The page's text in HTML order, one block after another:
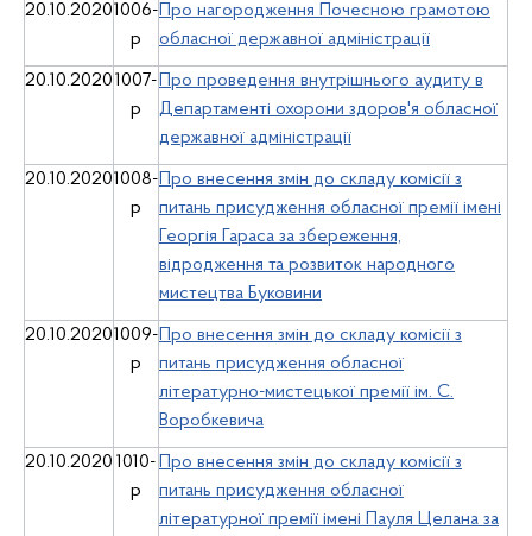
20.10.20201006-
р
Про нагородження Почесною грамотою
обласної державної адміністрації
20.10.20201007-
р
Про проведення внутрішнього аудиту в
Департаменті охорони здоров'я обласної
державної адміністрації
20.10.20201008-
р
Про внесення змін до складу комісії з
питань присудження обласної премії імені
Георгія Гараса за збереження,
відродження та розвиток народного
мистецтва Буковини
20.10.20201009-
р
Про внесення змін до складу комісії з
питань присудження обласної
літературно-мистецької премії ім. С.
Воробкевича
20.10.2020 1010-
р
Про внесення змін до складу комісії з
питань присудження обласної
літературної премії імені Пауля Целана за